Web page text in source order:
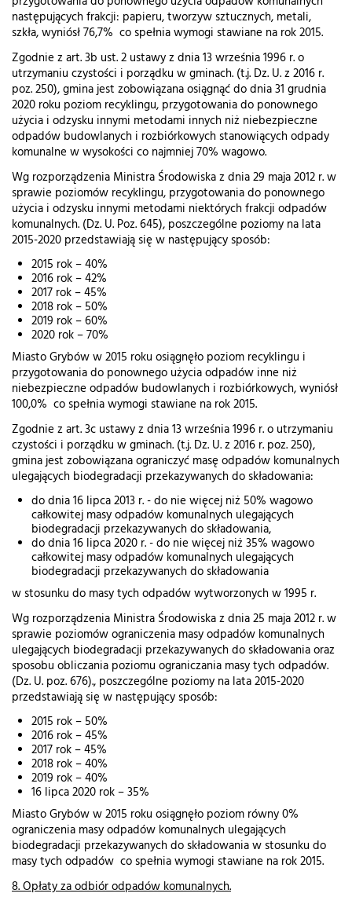
następujących frakcji: papieru, tworzyw sztucznych, metali,
szkła, wyniósł 76,7% co spełnia wymogi stawiane na rok 2015.
Zgodnie z art. 3b ust. 2 ustawy z dnia 13 września 1996 r. o
utrzymaniu czystości i porządku w gminach. (t.j. Dz. U. z 2016 r.
poz. 250), gmina jest zobowiązana osiągnąć do dnia 31 grudnia
2020 roku poziom recyklingu, przygotowania do ponownego
użycia i odzysku innymi metodami innych niż niebezpieczne
odpadów budowlanych i rozbiórkowych stanowiących odpady
komunalne w wysokości co najmniej 70% wagowo.
Wg rozporządzenia Ministra Środowiska z dnia 29 maja 2012 r. w
sprawie poziomów recyklingu, przygotowania do ponownego
użycia i odzysku innymi metodami niektórych frakcji odpadów
komunalnych. (Dz. U. Poz. 645), poszczególne poziomy na lata
2015-2020 przedstawiają się w następujący sposób:
2015 rok – 40%
2016 rok – 42%
2017 rok – 45%
2018 rok – 50%
2019 rok – 60%
2020 rok – 70%
Miasto Grybów w 2015 roku osiągnęło poziom recyklingu i
przygotowania do ponownego użycia odpadów inne niż
niebezpieczne odpadów budowlanych i rozbiórkowych, wyniósł
100,0% co spełnia wymogi stawiane na rok 2015.
Zgodnie z art. 3c ustawy z dnia 13 września 1996 r. o utrzymaniu
czystości i porządku w gminach. (t.j. Dz. U. z 2016 r. poz. 250),
gmina jest zobowiązana ograniczyć masę odpadów komunalnych
ulegających biodegradacji przekazywanych do składowania:
do dnia 16 lipca 2013 r. - do nie więcej niż 50% wagowo
całkowitej masy odpadów komunalnych ulegających
biodegradacji przekazywanych do składowania,
do dnia 16 lipca 2020 r. - do nie więcej niż 35% wagowo
całkowitej masy odpadów komunalnych ulegających
biodegradacji przekazywanych do składowania
w stosunku do masy tych odpadów wytworzonych w 1995 r.
Wg rozporządzenia Ministra Środowiska z dnia 25 maja 2012 r. w
sprawie poziomów ograniczenia masy odpadów komunalnych
ulegających biodegradacji przekazywanych do składowania oraz
sposobu obliczania poziomu ograniczania masy tych odpadów.
(Dz. U. poz. 676)., poszczególne poziomy na lata 2015-2020
przedstawiają się w następujący sposób:
2015 rok – 50%
2016 rok – 45%
2017 rok – 45%
2018 rok – 40%
2019 rok – 40%
16 lipca 2020 rok – 35%
Miasto Grybów w 2015 roku osiągnęło poziom równy 0%
ograniczenia masy odpadów komunalnych ulegających
biodegradacji przekazywanych do składowania w stosunku do
masy tych odpadów co spełnia wymogi stawiane na rok 2015.
8. Opłaty za odbiór odpadów komunalnych.